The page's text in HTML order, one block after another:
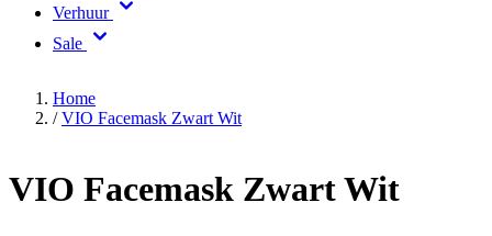
Verhuur
Sale
Home
/ VIO Facemask Zwart Wit
VIO Facemask Zwart Wit